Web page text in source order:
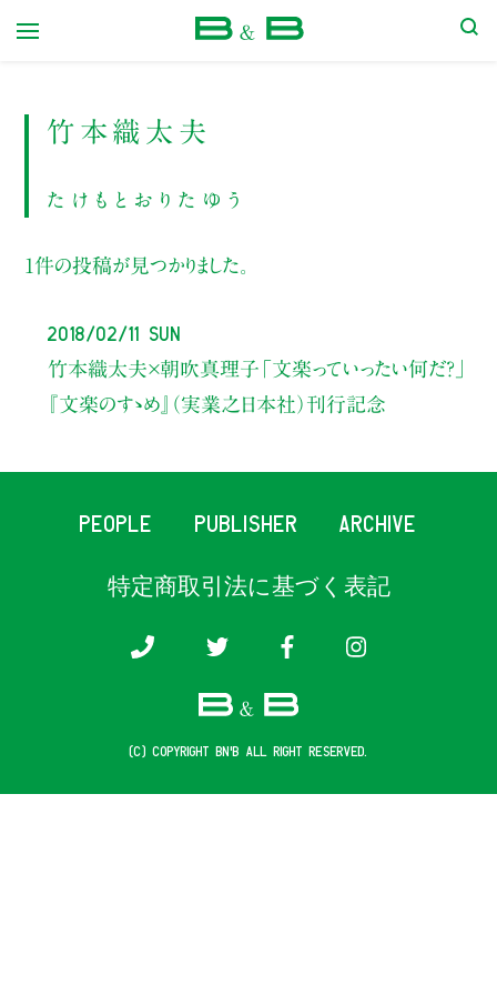
竹本織太夫
たけもとおりたゆう
1件の投稿が見つかりました。
2018/02/11 Sun
竹本織太夫×朝吹真理子 「文楽っていったい何だ？」
『文楽のすゝめ』（実業之日本社）刊行記念
PEOPLE PUBLISHER ARCHIVE
特定商取引法に基づく表記
(c) COPYRIGHT B&B ALL RIGHT RESERVED.